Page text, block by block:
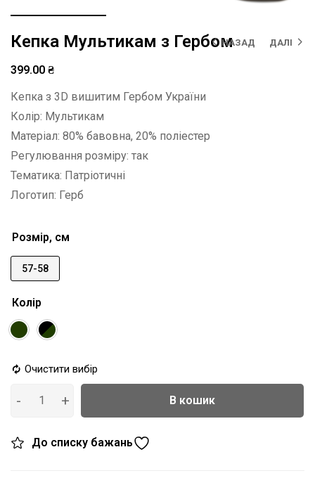
НАЗАД ДАЛІ
Кепка Мультикам з Гербом
399.00 ₴
Кепка з 3D вишитим Гербом України
Колір: Мультикам
Матеріал: 80% бавовна, 20% поліестер
Регулювання розміру: так
Тематика: Патріотичні
Логотип: Герб
Розмір, см
57-58
Колір
Очистити вибір
В кошик
До списку бажань